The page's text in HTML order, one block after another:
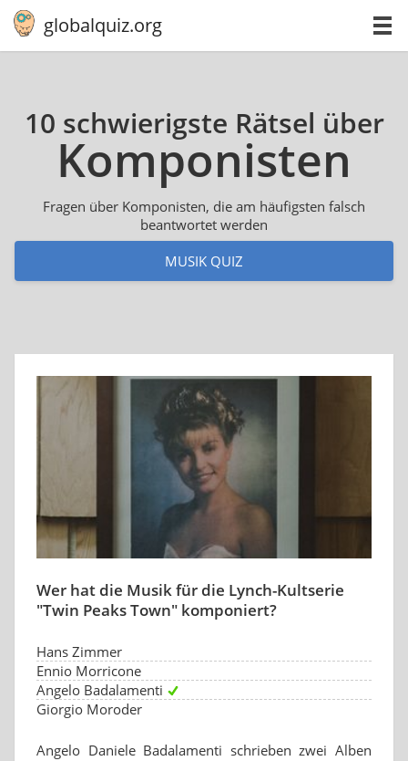
globalquiz.org
10 schwierigste Rätsel über
Kom­po­nis­ten
Fragen über Komponisten, die am häufigsten falsch
beantwortet werden
MUSIK QUIZ
Wer hat die Musik für die Lynch-Kultserie
"Twin Peaks Town" komponiert?
Hans Zimmer
Ennio Morricone
Angelo Badalamenti
Giorgio Moroder
Angelo Daniele Badalamenti schrieben zwei Alben